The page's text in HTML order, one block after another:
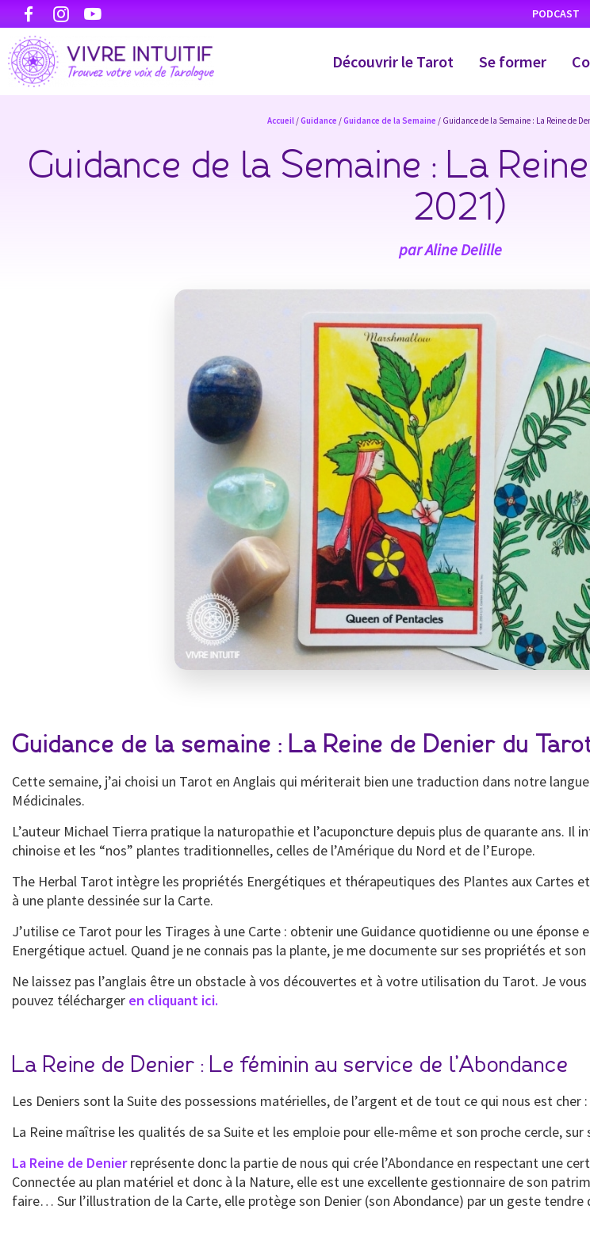
PODCAST
Découvrir le Tarot Se former
Accueil/Guidance /Guidance de la Semaine / Guidance de la Semaine : La Reine de
Guidance de la Semaine : La
2021)
parAline Delille
Guidance de la semaine : La Reine de Denier du
Cette semaine, j’ai choisi un Tarot en Anglais qui mériterait bien une traduction dans notre
Médicinales.
L’auteur Michael Tierra pratique la naturopathie et l’acuponcture depuis plus de quarante ans. Il
chinoise et les “nos” plantes traditionnelles, celles de l’Amérique du Nord et de l’Europe.
The Herbal Tarot intègre les propriétés Energétiques et thérapeutiques des Plantes aux Cartes
à une plante dessinée sur la Carte.
J’utilise ce Tarot pour les Tirages à une Carte : obtenir une Guidance quotidienne ou une
Energétique actuel. Quand je ne connais pas la plante, je me documente sur ses propriétés et
Ne laissez pas l’anglais être un obstacle à vos découvertes et à votre utilisation du Tarot. Je
pouvez télécharger en cliquant ici.
La Reine de Denier : Le féminin au service de l’Abondance
Les Deniers sont la Suite des possessions matérielles, de l’argent et de tout ce qui nous est
La Reine maîtrise les qualités de sa Suite et les emploie pour elle-même et son proche cercle,
La Reine de Denierreprésente donc la partie de nous qui crée l’Abondance en respectant une
Connectée au plan matériel et donc à la Nature, elle est une excellente gestionnaire de son
faire… Sur l’illustration de la Carte, elle protège son Denier (son Abondance) par un geste tendre